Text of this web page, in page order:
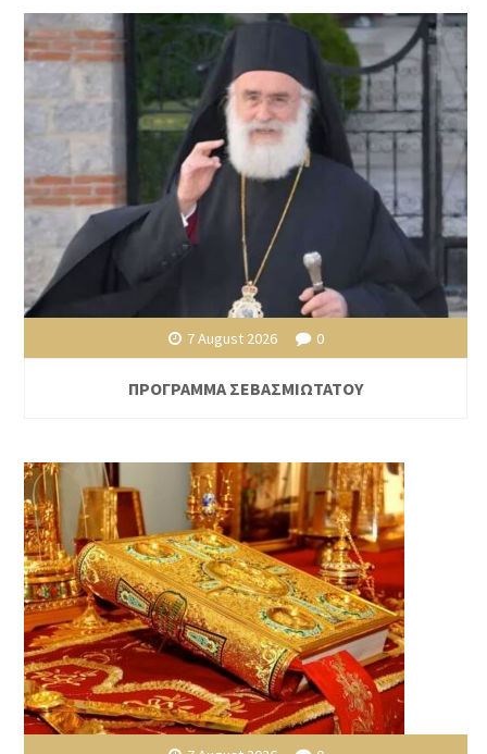
7 August 2026 0
ΠΡΟΓΡΑΜΜΑ ΣΕΒΑΣΜΙΩΤΑΤΟΥ